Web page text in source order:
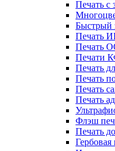
Печать с
Быстрый
Печать
Печать
Печати
Печать
Печать
Печать
Печать
Флэш
Печать
Гербовая